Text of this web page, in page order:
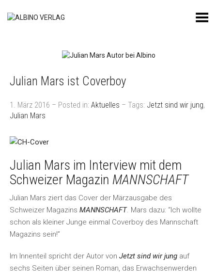
Toggle Menu
Julian Mars ist Coverboy
1. März 2016 – Posted in: Aktuelles – Tags: Jetzt sind wir jung,
Julian Mars
Julian Mars im Interview mit dem
Schweizer Magazin MANNSCHAFT
Julian Mars ziert das Cover der Märzausgabe des
Schweizer Magazins MANNSCHAFT. Mars dazu: “Ich wollte
schon als kleiner Junge einmal Coverboy des Mannschaft
Magazins sein!”
Im Innenteil spricht der Autor von Jetzt sind wir jung auf
sechs Seiten über seinen Roman, das Erwachsenwerden